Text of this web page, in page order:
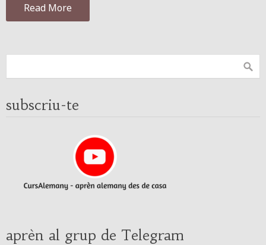
Read More
subscriu-te
aprèn al grup de Telegram